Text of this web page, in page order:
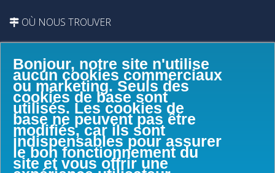
Bonjour, notre site n'utilise
aucun cookies commerciaux
ou marketing. Seuls des
cookies de base sont
utilisés. Les cookies de
base ne peuvent pas être
modifiés, car ils sont
indispensables pour assurer
le bon fonctionnement du
site et vous offrir une
OÙ NOUS TROUVER